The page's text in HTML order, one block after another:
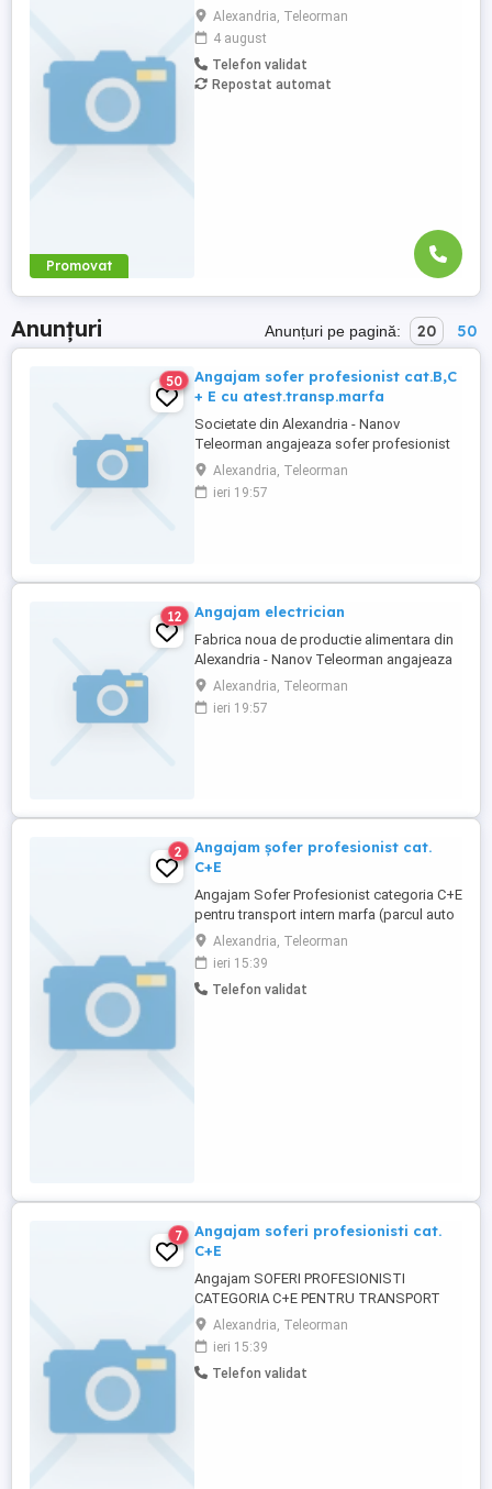
Promovat
agricole din Romania. Responsabilitati: -
Deservirea diferitelor masini si
echipamente folosite pentru lucrari in
agricultura; - Efectuarea lucrarilor de
reparatii si mentenanta a echipamentelor
Alexandria, Teleorman
4 august
Telefon validat
Repostat automat
Anunțuri Anunțuri pe pagină: 20 50
50
Angajam sofer profesionist cat.B,C
+ E cu atest.transp.marfa
Societate din Alexandria - Nanov
Teleorman angajeaza sofer profesionist
cu atestat transport marfa._ Oferim
stabilitate, salarii bune, beneficii
extrasalariale.
Alexandria, Teleorman
ieri 19:57
12 Angajam electrician
Fabrica noua de productie alimentara din
Alexandria - Nanov Teleorman angajeaza
electrician. Oferim stabilitate, salarii bune,
beneficii extrasalariale.
Alexandria, Teleorman
ieri 19:57
2
Angajam șofer profesionist cat.
C+E
Angajam Sofer Profesionist categoria C+E
pentru transport intern marfa (parcul auto
este la București) Este necesar sa aiba: -
permis conducere categoriile B, C+E -
card tahograf - atestat transport marfa
generala - seriozitate si responsabilitate
Alexandria, Teleorman
ieri 15:39
Telefon validat
7
Angajam soferi profesionisti cat.
C+E
Angajam SOFERI PROFESIONISTI
CATEGORIA C+E PENTRU TRANSPORT
INTERN + INTERNATIONAL MARFA
Oferim: Curse regulate RO-ES pentru
echipaj Program de lucru respectand
timpii de conducere si odihna. Camioane
Alexandria, Teleorman
ieri 15:39
Telefon validat